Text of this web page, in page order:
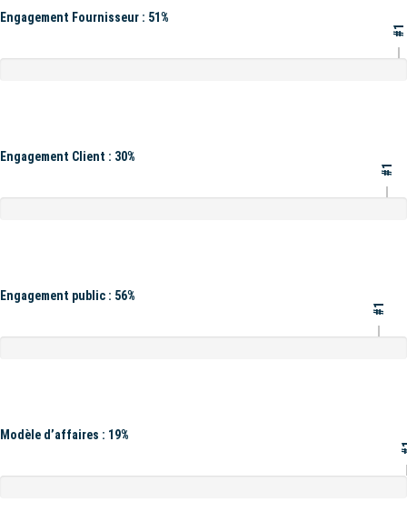
Engagement Fournisseur : 51%
#1
Engagement Client : 30%
#1
Engagement public : 56%
#1
Modèle d’affaires : 19%